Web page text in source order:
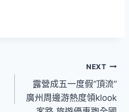
NEXT
露營成五一度假“頂流”
廣州周邊游熱度領klook